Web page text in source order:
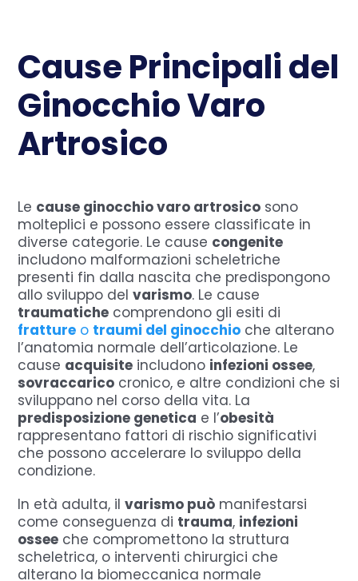
Cause Principali del
Ginocchio Varo
Artrosico
Le cause ginocchio varo artrosico sono
molteplici e possono essere classificate in
diverse categorie. Le cause congenite
includono malformazioni scheletriche
presenti fin dalla nascita che predispongono
allo sviluppo delvarismo. Le cause
traumatiche comprendono gli esiti di
fratture o traumi del ginocchio che alterano
l’anatomia normale dell’articolazione. Le
cause acquisite includono infezioni ossee,
sovraccarico cronico, e altre condizioni che si
sviluppano nel corso della vita. La
predisposizione genetica e l’obesità
rappresentano fattori di rischio significativi
che possono accelerare lo sviluppo della
condizione.
In età adulta, ilvarismo può manifestarsi
come conseguenza di trauma, infezioni
ossee che compromettono la struttura
scheletrica, o interventi chirurgici che
alterano la biomeccanica normale